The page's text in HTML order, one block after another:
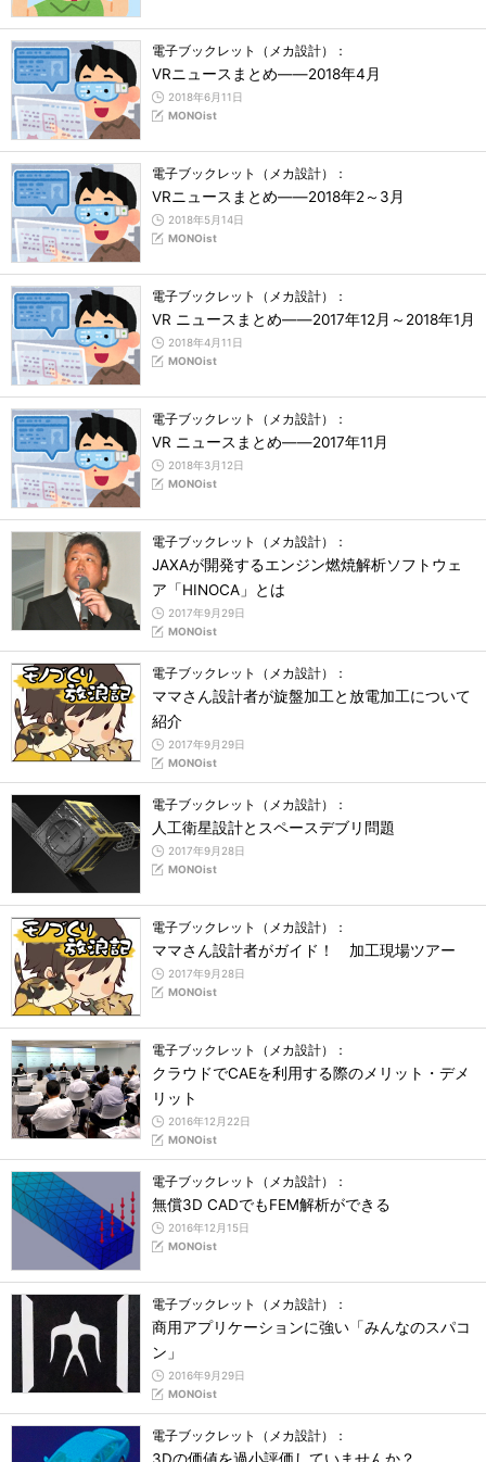
電子ブックレット（メカ設計）：
VRニュースまとめ――2018年4月
2018年6月11日
MONOist
電子ブックレット（メカ設計）：
VRニュースまとめ――2018年2～3月
2018年5月14日
MONOist
電子ブックレット（メカ設計）：
VR ニュースまとめ――2017年12月～2018年1月
2018年4月11日
MONOist
電子ブックレット（メカ設計）：
VR ニュースまとめ――2017年11月
2018年3月12日
MONOist
電子ブックレット（メカ設計）：
JAXAが開発するエンジン燃焼解析ソフトウェ
ア「HINOCA」とは
2017年9月29日
MONOist
電子ブックレット（メカ設計）：
ママさん設計者が旋盤加工と放電加工について
紹介
2017年9月29日
MONOist
電子ブックレット（メカ設計）：
人工衛星設計とスペースデブリ問題
2017年9月28日
MONOist
電子ブックレット（メカ設計）：
ママさん設計者がガイド！ 加工現場ツアー
2017年9月28日
MONOist
電子ブックレット（メカ設計）：
クラウドでCAEを利用する際のメリット・デメ
リット
2016年12月22日
MONOist
電子ブックレット（メカ設計）：
無償3D CADでもFEM解析ができる
2016年12月15日
MONOist
電子ブックレット（メカ設計）：
商用アプリケーションに強い「みんなのスパコ
ン」
2016年9月29日
MONOist
電子ブックレット（メカ設計）：